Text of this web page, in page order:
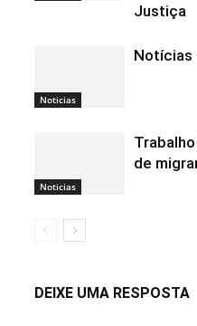
Justiça
Noticias
Notícias
Noticias
de
DEIXE UMA RESPOSTA